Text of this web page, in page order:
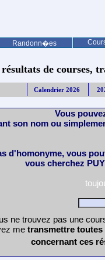
Randonn�es
résultats de courses,
Calendrier 2026
Vous
son nom ou
d'homonyme, vous
vous cherchez
ne trouvez pas une
me transmettre
concernant ces